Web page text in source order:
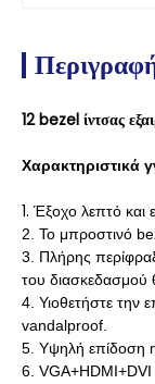
12 bezel ίντσας
Χαρακτηριστικά
1. Έξοχο λεπτό και
2. Το μπροστινό
3. Πλήρης
του διασκεδασμού
4. Υιοθετήστε την
vandalproof.
5. Υψηλή επίδοση
6. VGA+HDMI+DVI